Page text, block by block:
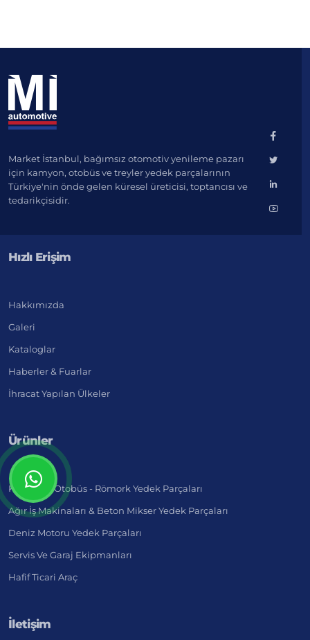
Market İstanbul, bağımsız otomotiv yenileme pazarı
için kamyon, otobüs ve treyler yedek parçalarının
Türkiye'nin önde gelen küresel üreticisi, toptancısı ve
tedarikçisidir.
Hızlı Erişim
Hakkımızda
Galeri
Kataloglar
Haberler & Fuarlar
İhracat Yapılan Ülkeler
Ürünler
Kamyon - Otobüs - Römork Yedek Parçaları
Ağır İş Makinaları & Beton Mikser Yedek Parçaları
Deniz Motoru Yedek Parçaları
Servis Ve Garaj Ekipmanları
Hafif Ticari Araç
İletişim